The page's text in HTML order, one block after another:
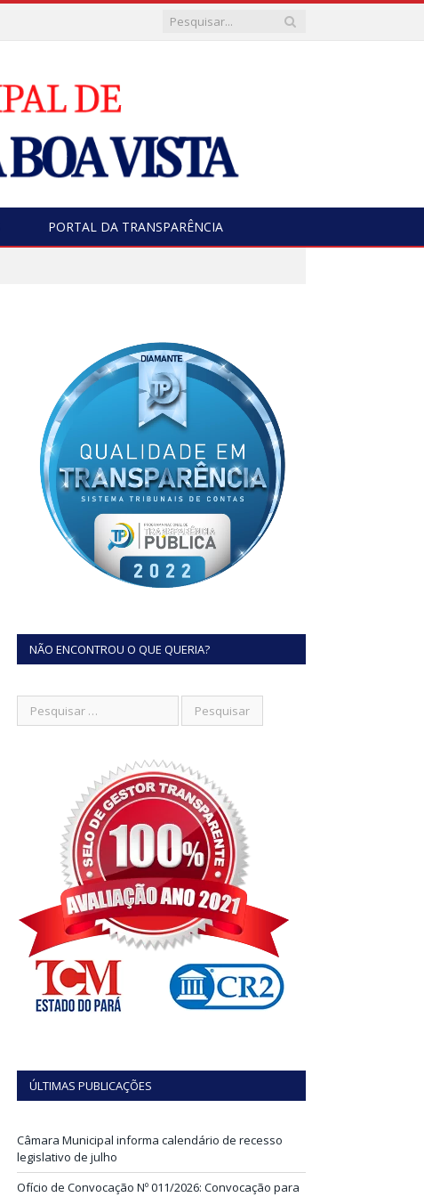
PORTAL DA TRANSPARÊNCIA
NÃO ENCONTROU O QUE QUERIA?
ÚLTIMAS PUBLICAÇÕES
Câmara Municipal informa calendário de recesso
legislativo de julho
Ofício de Convocação Nº 011/2026: Convocação para